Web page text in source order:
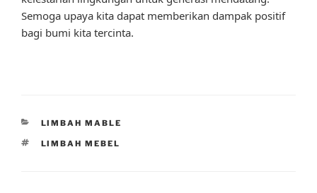
Semoga upaya kita dapat memberikan dampak positif
bagi bumi kita tercinta.
CATEGORIES
LIMBAH MABLE
TAGS
LIMBAH MEBEL